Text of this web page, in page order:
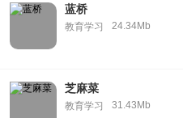
蓝桥
教育学习 24.34Mb
芝麻菜
教育学习 31.43Mb